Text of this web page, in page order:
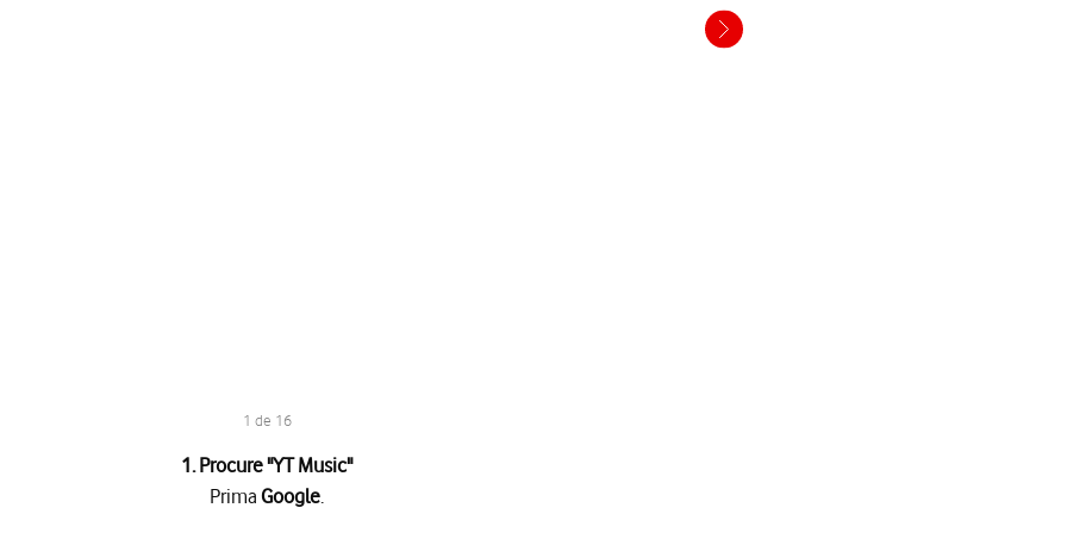
1 de 16
1. Procure "YT Music"
PrimaGoogle